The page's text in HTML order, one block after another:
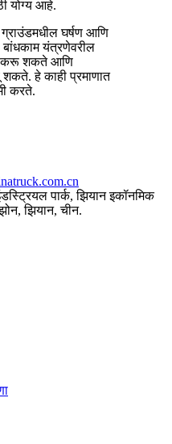
योग्य आहे.
घर्षण आणि
यंत्रणेवरील
करू शकते आणि
हे काही प्रमाणात
करते.
पार्क, झियान इकॉनमिक
झियान, चीन.